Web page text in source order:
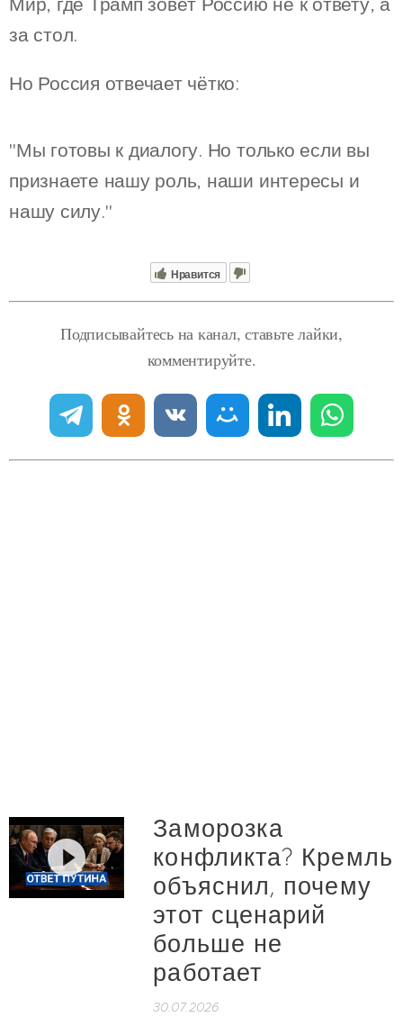
Мир, где Трамп зовёт Россию не к ответу, а
за стол.
Но Россия отвечает чётко:
"Мы готовы к диалогу. Но только если вы
признаете нашу роль, наши интересы и
нашу силу."
Нравится
Подписывайтесь на канал, ставьте лайки,
комментируйте.
Заморозка
конфликта? Кремль
объяснил, почему
этот сценарий
больше не
работает
30.07.2026